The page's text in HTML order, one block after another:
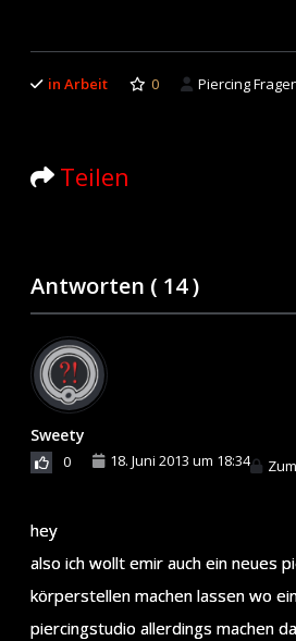
in Arbeit 0 Piercing
Teilen
Antworten ( 14)
Sweety
0 18. Juni 2013 um 18:34
hey
also ich wollt emir auch ein neues
körperstellen machen lassen wo
piercingstudio allerdings machen